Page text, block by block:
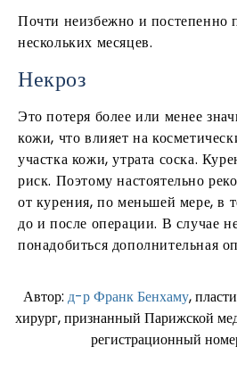
Почти неизбежно и постепенно
нескольких месяцев.
Некроз
Это потеря более или менее
кожи, что влияет на
участка кожи, утрата соска.
риск. Поэтому настоятельно
от курения, по меньшей мере, в
до и после операции. В случае
понадобиться дополнительная
Автор: д-р Франк Бенхаму,
хирург, признанный Парижской
регистрационный